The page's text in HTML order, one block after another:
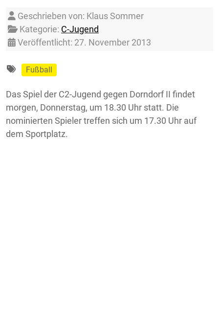
Details
Geschrieben von: Klaus Sommer
Kategorie: C-Jugend
Veröffentlicht: 27. November 2013
Fußball
Das Spiel der C2-Jugend gegen Dorndorf II findet
morgen, Donnerstag, um 18.30 Uhr statt. Die
nominierten Spieler treffen sich um 17.30 Uhr auf
dem Sportplatz.